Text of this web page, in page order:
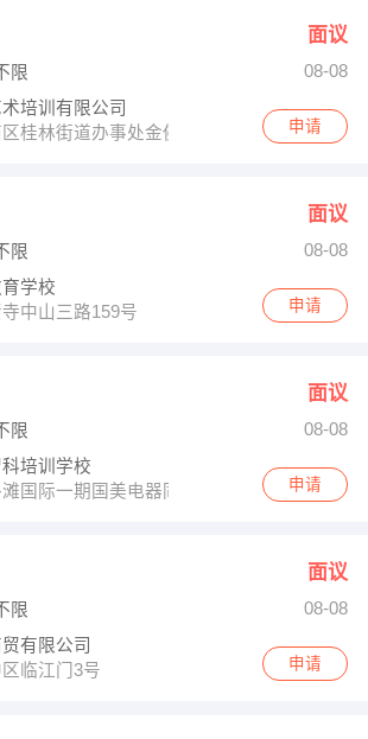
面议
限
08-08
培训有限公司
桂林街道办事处金佛西路129号
申请
面议
限
08-08
学校
中山三路159号
申请
面议
限
08-08
培训学校
国际一期国美电器同层
申请
面议
限
08-08
有限公司
临江门3号
申请